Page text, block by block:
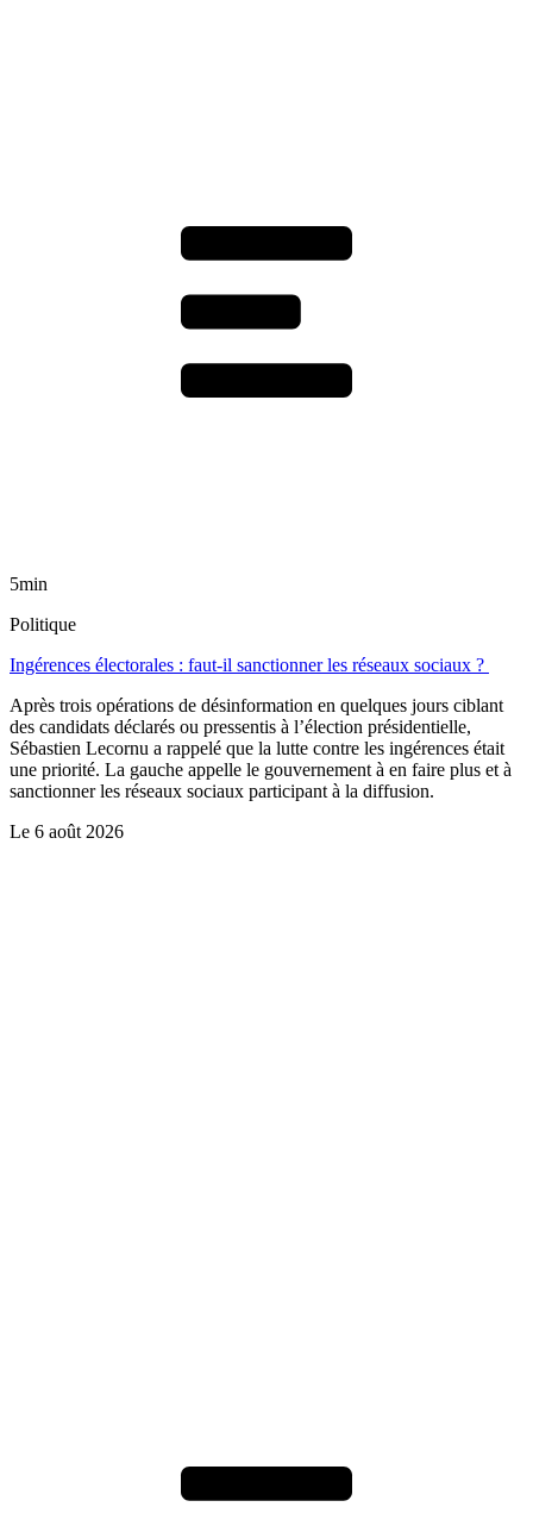
5min
Politique
Ingérences électorales : faut-il sanctionner les réseaux sociaux ?
Après trois opérations de désinformation en quelques jours ciblant
des candidats déclarés ou pressentis à l’élection présidentielle,
Sébastien Lecornu a rappelé que la lutte contre les ingérences était
une priorité. La gauche appelle le gouvernement à en faire plus et à
sanctionner les réseaux sociaux participant à la diffusion.
Le 6 août 2026